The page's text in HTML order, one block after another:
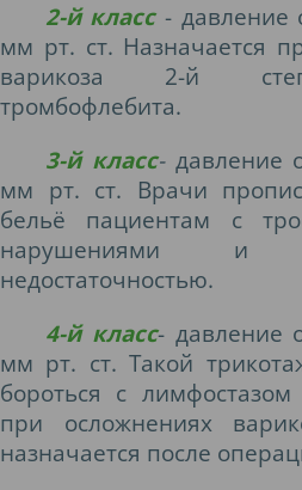
2-й класс- давление
мм рт. ст. Назначается
варикоза 2-й
тромбофлебита.
3-й класс-давление
мм рт. ст. Врачи
бельё пациентам с
нарушениями и
недостаточностью.
4-й класс- давление
мм рт. ст. Такой
бороться с
при осложнениях
назначается после